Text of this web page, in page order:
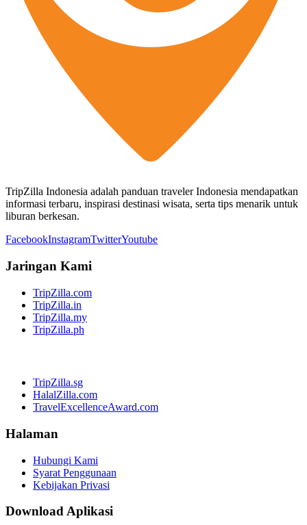
TripZilla Indonesia adalah panduan traveler Indonesia mendapatkan
informasi terbaru, inspirasi destinasi wisata, serta tips menarik untuk
liburan berkesan.
FacebookInstagramTwitterYoutube
Jaringan Kami
TripZilla.com
TripZilla.in
TripZilla.my
TripZilla.ph
TripZilla.sg
HalalZilla.com
TravelExcellenceAward.com
Halaman
Hubungi Kami
Syarat Penggunaan
Kebijakan Privasi
Download Aplikasi